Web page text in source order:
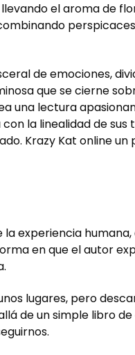
el aroma de
de emociones,
que se cierne
una lectura
la linealidad de
Krazy Kat online
experiencia
en que el autor
lugares, pero
de un simple libro